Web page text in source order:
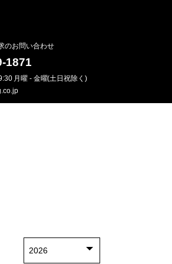
のお問い合わせ
1871
月曜 - 金曜(土日祝除く)